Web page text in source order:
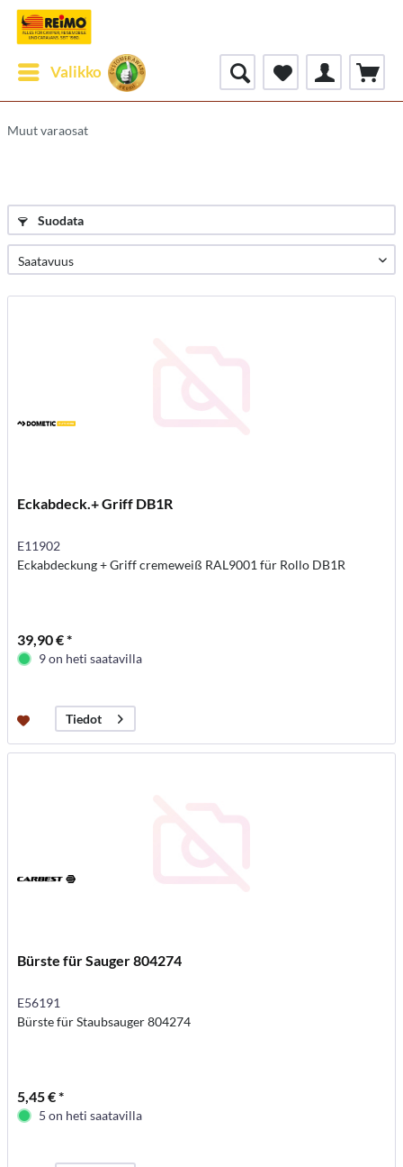
Valikko
Muut varaosat
Suodata
Eckabdeck.+ Griff DB1R
E11902
Eckabdeckung + Griff cremeweiß RAL9001 für Rollo DB1R
39,90 € *
9 on heti saatavilla
Tiedot
Bürste für Sauger 804274
E56191
Bürste für Staubsauger 804274
5,45 € *
5 on heti saatavilla